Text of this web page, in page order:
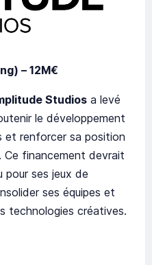
– 12M€
Studios a levé
le développement
et renforcer sa position
Ce financement devrait
pour ses jeux de
ses équipes et
technologies créatives.